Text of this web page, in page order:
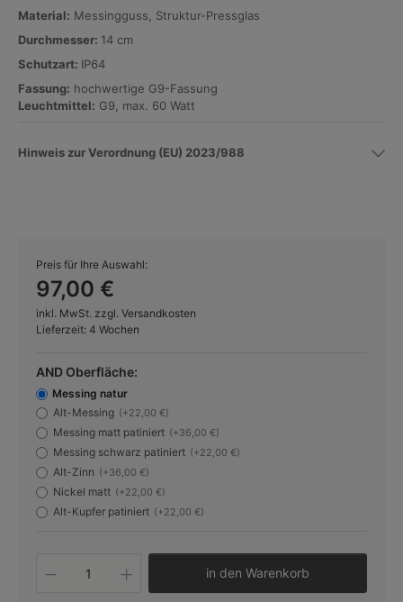
Material: Messingguss, Struktur-Pressglas
Durchmesser: 14 cm
Schutzart: IP64
Fassung: hochwertige G9-Fassung
Leuchtmittel: G9, max. 60 Watt
Hinweis zur Verordnung (EU) 2023/988
Preis für Ihre Auswahl:
97,00 €
inkl. MwSt. zzgl. Versandkosten
Lieferzeit: 4 Wochen
AND Oberfläche:
Messing natur
Alt-Messing (+22,00 €)
Messing matt patiniert (+36,00 €)
Messing schwarz patiniert (+22,00 €)
Alt-Zinn (+36,00 €)
Nickel matt (+22,00 €)
Alt-Kupfer patiniert (+22,00 €)
Produkt Anzahl: Gib den
in den Warenkorb